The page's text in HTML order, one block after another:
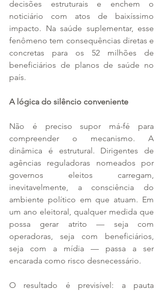
decisões estruturais e enchem o
noticiário com atos de baixíssimo
impacto. Na saúde suplementar, esse
fenômeno tem consequências diretas e
concretas para os 52 milhões de
beneficiários de planos de saúde no
país.
A lógica do silêncio conveniente
Não é preciso supor má-fé para
compreender o mecanismo. A
dinâmica é estrutural. Dirigentes de
agências reguladoras nomeados por
governos eleitos carregam,
inevitavelmente, a consciência do
ambiente político em que atuam. Em
um ano eleitoral, qualquer medida que
possa gerar atrito — seja com
operadoras, seja com beneficiários,
seja com a mídia — passa a ser
encarada como risco desnecessário.
O resultado é previsível: a pauta